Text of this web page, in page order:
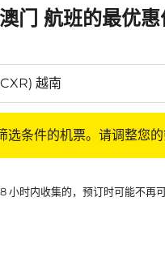
门 航班的最优惠
选条件的机票。请调整您的
小时内收集的，预订时可能不再